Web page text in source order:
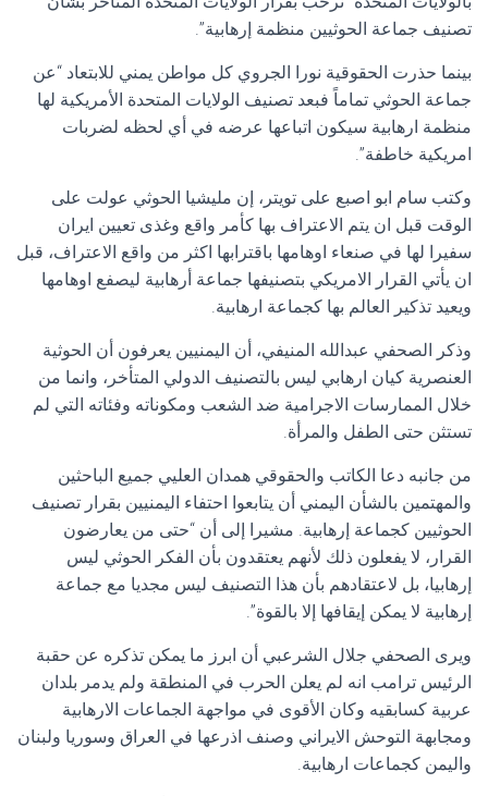
تصنيف جماعة الحوثيين منظمة إرهابية”.
بينما حذرت الحقوقية نورا الجروي كل مواطن يمني للابتعاد “عن
جماعة الحوثي تماماً فبعد تصنيف الولايات المتحدة الأمريكية لها
منظمة ارهابية سيكون اتباعها عرضه في أي لحظه لضربات
امريكية خاطفة”.
وكتب سام ابو اصبع على تويتر، إن مليشيا الحوثي عولت على
الوقت قبل ان يتم الاعتراف بها كأمر واقع وغذى تعيين ايران
سفيرا لها في صنعاء اوهامها باقترابها اكثر من واقع الاعتراف، قبل
ان يأتي القرار الامريكي بتصنيفها جماعة أرهابية ليصفع اوهامها
ويعيد تذكير العالم بها كجماعة ارهابية.
وذكر الصحفي عبدالله المنيفي، ‏أن اليمنيين يعرفون أن الحوثية
العنصرية كيان ارهابي ليس بالتصنيف الدولي المتأخر، وانما من
خلال الممارسات الاجرامية ضد الشعب ومكوناته وفئاته التي لم
تستثن حتى الطفل والمرأة.
من جانبه دعا الكاتب والحقوقي همدان العليي جميع الباحثين
والمهتمين بالشأن اليمني أن يتابعوا احتفاء اليمنيين بقرار تصنيف
الحوثيين كجماعة إرهابية. مشيرا إلى أن “حتى من يعارضون
القرار، لا يفعلون ذلك لأنهم يعتقدون بأن الفكر الحوثي ليس
إرهابيا، بل لاعتقادهم بأن هذا التصنيف ليس مجديا مع جماعة
إرهابية لا يمكن إيقافها إلا بالقوة”.‎
ويرى الصحفي جلال الشرعبي أن ابرز ما يمكن تذكره عن حقبة
الرئيس ترامب انه لم يعلن الحرب في المنطقة ولم يدمر بلدان
عربية كسابقيه وكان الأقوى في مواجهة الجماعات الارهابية
ومجابهة التوحش الايراني وصنف اذرعها في العراق وسوريا ولبنان
واليمن كجماعات ارهابية.